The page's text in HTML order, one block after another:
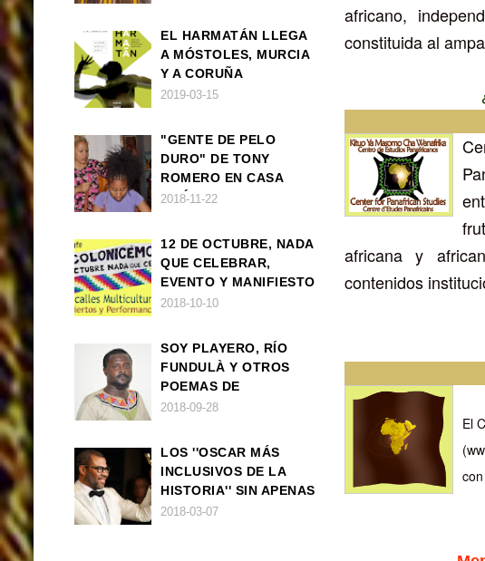
africano,
constituida al
africana y
contenidos
El
EL HARMATÁN LLEGA
A MÓSTOLES, MURCIA
Y A CORUÑA
2019-03-15
"GENTE DE PELO
DURO" DE TONY
ROMERO EN CASA
AMÉRICA
2018-11-22
12 DE OCTUBRE, NADA
QUE CELEBRAR,
EVENTO Y MANIFIESTO
2018-10-10
SOY PLAYERO, RÍO
FUNDULÀ Y OTROS
POEMAS DE
FRANCISCO
2018-09-28
LOS ''OSCAR MÁS
INCLUSIVOS DE LA
HISTORIA'' SIN APENAS
TRIUNFOS AFRO
2018-03-07